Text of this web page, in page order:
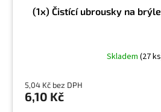
(1x) Čistící ubrousky na
Skladem (27
5,04 Kč bez DPH
6,10 Kč